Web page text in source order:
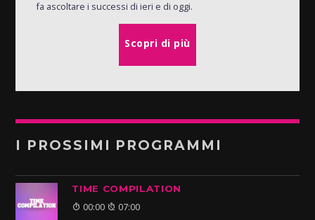
fa ascoltare i successi di ieri e di oggi.
Scopri di più
I PROSSIMI PROGRAMMI
TIME COMPILATION
00:00 07:00